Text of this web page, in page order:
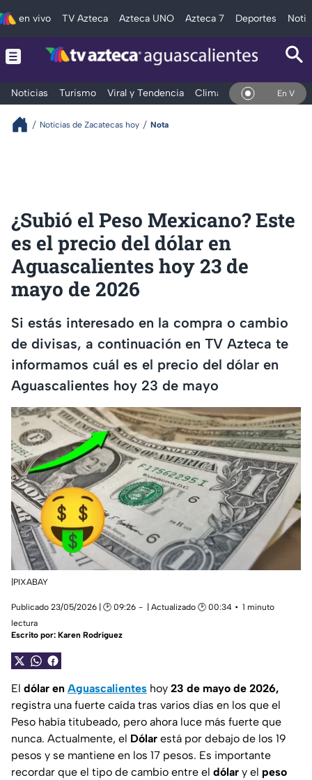
en vivo TV Azteca Azteca UNO Azteca 7 Deportes
Noticias Turismo Viral y Tendencia Clima Deportes En Vivo
Noticias de Zacatecas hoy Nota
¿Subió el Peso Mexicano? Este
es el precio del dólar en
Aguascalientes hoy 23 de
mayo de 2026
Si estás interesado en la compra o cambio
de divisas, a continuación en TV Azteca te
informamos cuál es el precio del dólar en
Aguascalientes hoy 23 de mayo
|PIXABAY
Publicado 23/05/2026 | 🕑 09:26 | Actualizado 🕑 00:34
1 minuto
lectura
Escrito por: Karen Rodríguez
El dólar en Aguascalientes hoy 23 de mayo de 2026,
registra una fuerte caída tras varios días en los que el
Peso había titubeado, pero ahora luce más fuerte que
nunca. Actualmente, el Dólar está por debajo de los 19
pesos y se mantiene en los 17 pesos. Es importante
recordar que el tipo de cambio entre el dólar y el peso